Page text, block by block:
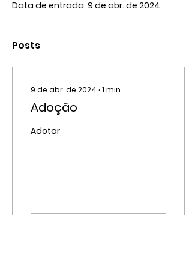
Data de entrada: 9 de abr. de 2024
Posts
9 de abr. de 2024 ∙1 min
Adoção
Adotar